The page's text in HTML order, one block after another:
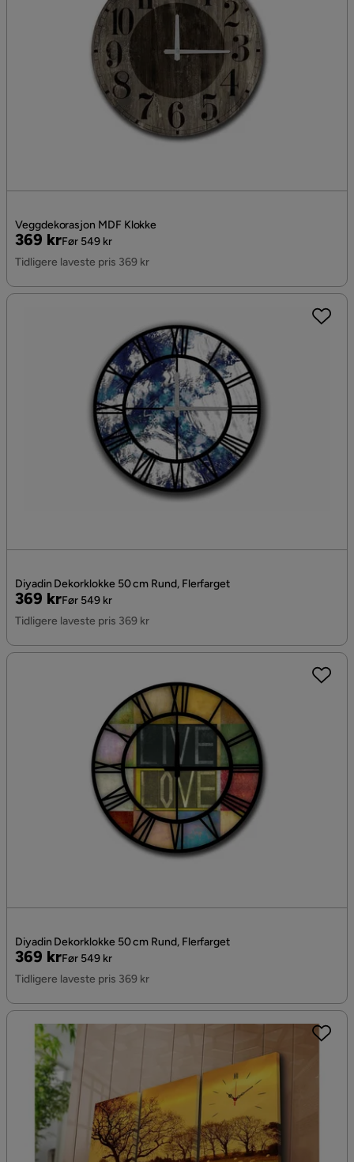
Veggdekorasjon MDF Klokke
Pris
369 kr
Original
Pris
Før 549 kr
Tidligere laveste pris 369 kr
Diyadin Dekorklokke 50 cm Rund, Flerfarget
Pris
369 kr
Original
Pris
Før 549 kr
Tidligere laveste pris 369 kr
Diyadin Dekorklokke 50 cm Rund, Flerfarget
Pris
369 kr
Original
Pris
Før 549 kr
Tidligere laveste pris 369 kr